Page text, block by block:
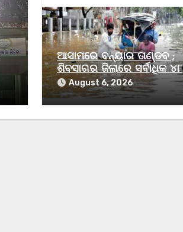
ଆସାମରେ ବନ୍ୟାର ତାଣ୍ଡବ ;
ଶିବସାଗର ଜିଲାରେ ସର୍ବାଧିକ ୪୮
ମୃତAugust 6, 2026